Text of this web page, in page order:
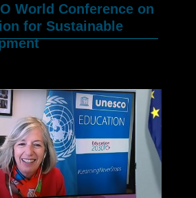
World Conference on
for Sustainable